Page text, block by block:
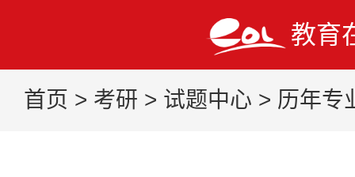
教育
首页 > 考研 > 试题中心 > 历年专